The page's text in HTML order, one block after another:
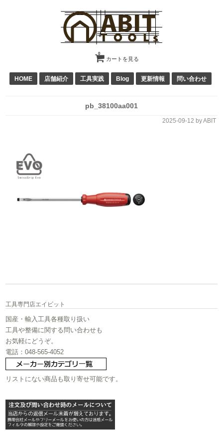
カートを見る
0
HOME 店舗紹介 工具実践 Blog 更新情報 問い合わせ
pb_38100aa001
2025-09-12 by ABIT
工具専門店エイビット
国産・輸入工具各種取り扱い
工具や整備に関する問い合わせも
お気軽にどうぞ。
電話：048-565-4052
リストにない商品も取り寄せ可能です。